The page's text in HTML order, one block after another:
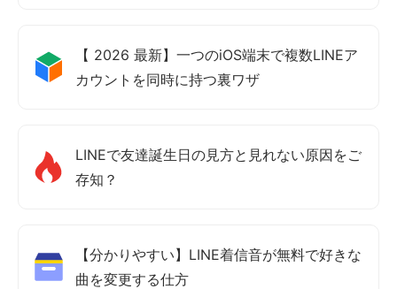
【 2026 最新】一つのiOS端末で複数LINEア
カウントを同時に持つ裏ワザ
LINEで友達誕生日の見方と見れない原因をご
存知？
【分かりやすい】LINE着信音が無料で好きな
曲を変更する仕方